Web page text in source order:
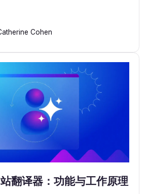
Cohen
翻译器：功能与工作原理